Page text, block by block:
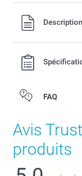
Tous les prix sont
hors frais de port.
Description
FAQ
Avis
produits